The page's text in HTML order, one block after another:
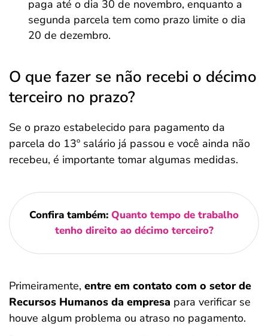
paga até o dia 30 de novembro, enquanto a
segunda parcela tem como prazo limite o dia
20 de dezembro.
O que fazer se não recebi o décimo
terceiro no prazo?
Se o prazo estabelecido para pagamento da
parcela do 13º salário já passou e você ainda não
recebeu, é importante tomar algumas medidas.
Confira também: Quanto tempo de trabalho
tenho direito ao décimo terceiro?
Primeiramente, entre em contato com o setor de
Recursos Humanos da empresa para verificar se
houve algum problema ou atraso no pagamento.